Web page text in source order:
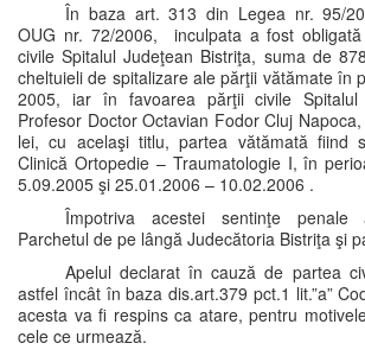
În baza art. 313 din Legea nr. 95/
OUG nr. 72/2006, inculpata a fost
civile Spitalul Judeţean Bistriţa, suma de
cheltuieli de spitalizare ale părţii vătămate în
2005, iar în favoarea părţii civile
Profesor Doctor Octavian Fodor Cluj
lei, cu acelaşi titlu, partea vătămată fiind
Clinică Ortopedie – Traumatologie I, în
5.09.2005 şi 25.01.2006 – 10.02.2006 .
Împotriva acestei sentinţe
Parchetul de pe lângă Judecătoria Bistriţa şi
Apelul declarat în cauză de partea
astfel încât în baza dis.art.379 pct.1 lit.”a”
acesta va fi respins ca atare, pentru
cele ce urmează.